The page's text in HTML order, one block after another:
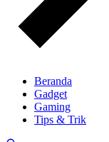
Beranda
Gadget
Gaming
Tips & Trik